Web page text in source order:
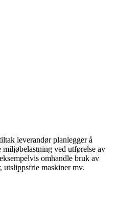
leverandør planlegger å
miljøbelastning ved utførelse av
omhandle bruk av
utslippsfrie maskiner mv.